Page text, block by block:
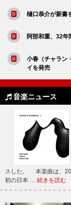
樋口恭介が新書
阿部和重、32年
小春（チャラン
イを発売
音楽ニュース
スした。 本楽曲は、
初の日本 … 続きを読む